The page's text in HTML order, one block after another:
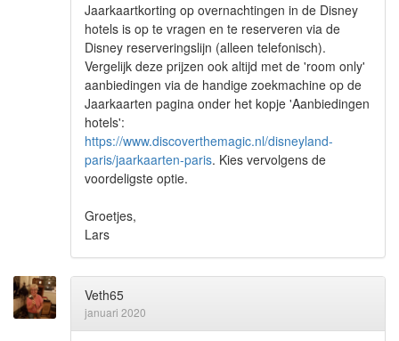
Jaarkaartkorting op overnachtingen in de Disney
hotels is op te vragen en te reserveren via de
Disney reserveringslijn (alleen telefonisch).
Vergelijk deze prijzen ook altijd met de 'room only'
aanbiedingen via de handige zoekmachine op de
Jaarkaarten pagina onder het kopje 'Aanbiedingen
hotels':
https://www.discoverthemagic.nl/disneyland-
paris/jaarkaarten-paris. Kies vervolgens de
voordeligste optie.
Groetjes,
Lars
Veth65
januari 2020